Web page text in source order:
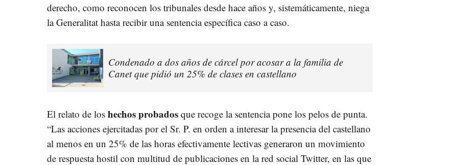
derecho, como reconocen los tribunales desde hace años y, sistemáticamente, niega
la Generalitat hasta recibir una sentencia específica caso a caso.
Condenado a dos años de cárcel por acosar a la familia de
Canet que pidió un 25% de clases en castellano
El relato de los hechos probados que recoge la sentencia pone los pelos de punta.
“Las acciones ejercitadas por el Sr. P. en orden a interesar la presencia del castellano
al menos en un 25% de las horas efectivamente lectivas generaron un movimiento
de respuesta hostil con multitud de publicaciones en la red social Twitter, en las que